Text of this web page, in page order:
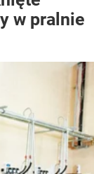
w pralnie